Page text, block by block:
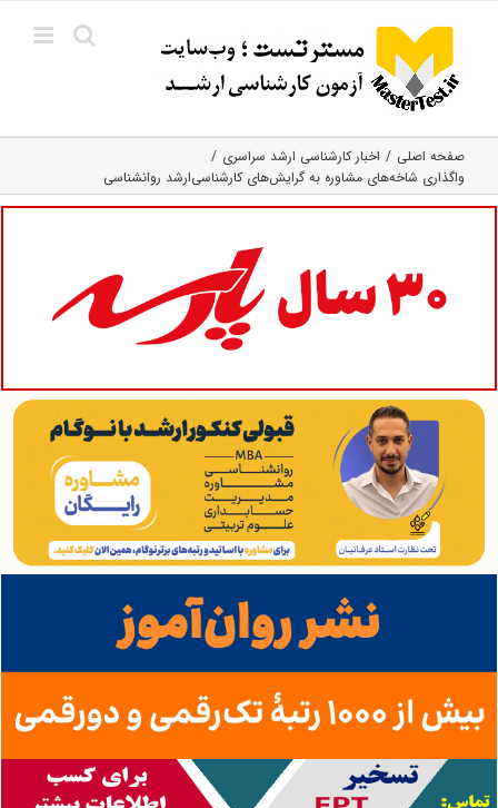
content
صفحه اصلی
اخبار کارشناسی ارشد سراسری
واگذاری شاخه‌های مشاوره به گرایش‌های کارشناسی‌ارشد روانشناسی